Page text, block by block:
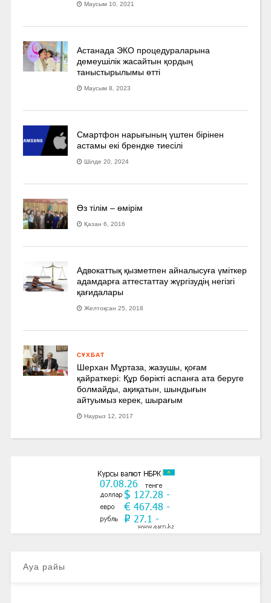
Маусым 10, 2021
Астанада ЭКО процедураларына
демеушілік жасайтын қордың
таныстырылымы өтті
Маусым 8, 2023
Смартфон нарығының үштен бірінен
астамы екі брендке тиесілі
Шілде 20, 2024
Өз тілім – өмірім
Қазан 6, 2016
Адвокаттық қызметпен айналысуға үмiткер
адамдарға аттестаттау жүргізудің негізгі
қағидалары
Желтоқсан 25, 2018
СҰХБАТ
Шерхан Мұртаза, жазушы, қоғам
қайраткері: Құр бөрікті аспанға ата беруге
болмайды, ақиқатын, шындығын
айтуымыз керек, шырағым
Наурыз 12, 2017
Ауа райы